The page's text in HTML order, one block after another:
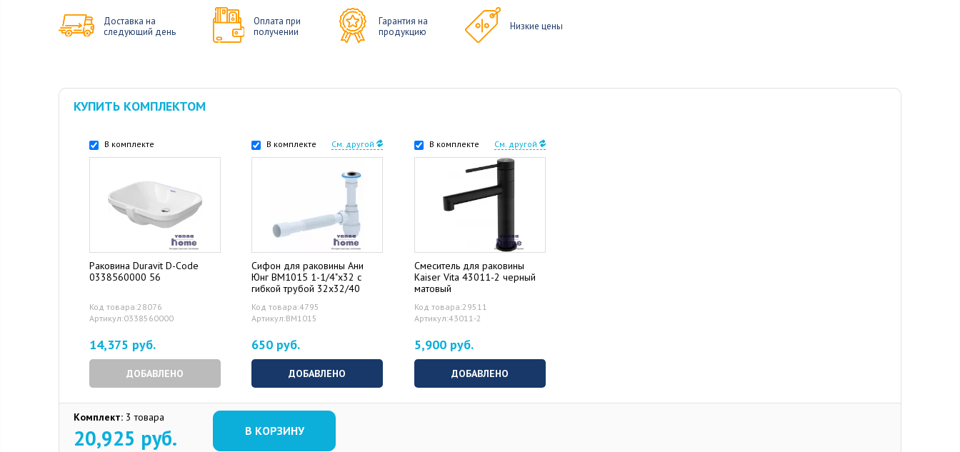
Доставка на
следующий день
Оплата при
получении
Гарантия на
продукцию
Низкие цены
КУПИТЬ КОМПЛЕКТОМ
В комплекте
Раковина Duravit D-Code
0338560000 56
Код товара:28076
Артикул:0338560000
14,375 руб.
ДОБАВЛЕНО
В комплекте См. другой
Сифон для раковины Ани
Юнг ВМ1015 1-1/4"x32 с
гибкой трубой 32x32/40
Код товара:4795
Артикул:ВМ1015
650 руб.
ДОБАВЛЕНО
В комплекте См. другой
Смеситель для раковины
Kaiser Vita 43011-2 черный
матовый
Код товара:29511
Артикул:43011-2
5,900 руб.
ДОБАВЛЕНО
Комплект: 3 товара
20,925 руб. В КОРЗИНУ